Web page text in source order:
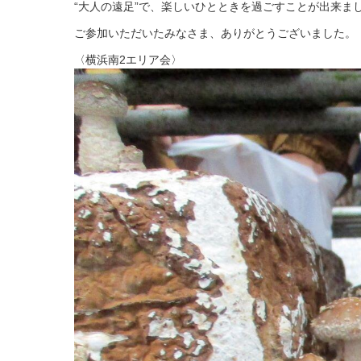
“大人の遠足”で、楽しいひとときを過ごすことが出来ま
ご参加いただいたみなさま、ありがとうございました。
〈横浜南2エリア会〉